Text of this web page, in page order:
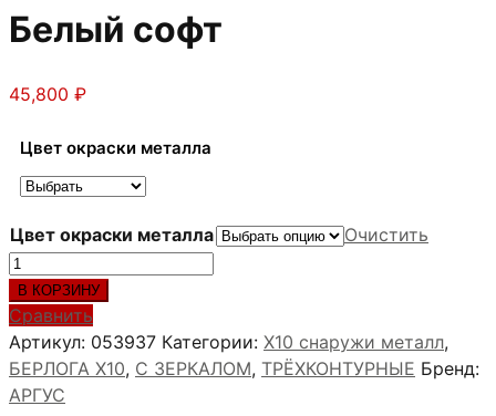
Белый софт
45,800 ₽
Цвет окраски металла
Цвет окраски металла
Очистить
Количество
товара
Берлога
Х10
МОНАКО
Белый
В КОРЗИНУ
Сравнить
Артикул: 053937 Категории: X10 снаружи металл,
БЕРЛОГА Х10, С ЗЕРКАЛОМ, ТРЁХКОНТУРНЫЕ Бренд:
АРГУС